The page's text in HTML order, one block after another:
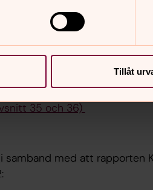
Tillåt
Frida Mannerfelt, Rikard
med Jonas Ideström
35 och 36)
samband med att rapporten